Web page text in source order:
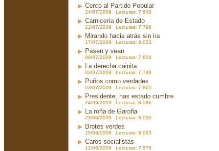
Cerco al Partido Popular
24/07/2009 Lecturas: 7.548
Carnicería de Estado
22/07/2009 Lecturas: 7.796
Mirando hacia atrás sin ira
17/07/2009 Lecturas: 8.033
Pasen y vean
08/07/2009 Lecturas: 7.854
La derecha cainita
03/07/2009 Lecturas: 7.749
Puños como verdades
03/07/2009 Lecturas: 7.805
Presidente, has estado cumbre
24/06/2009 Lecturas: 8.586
La roña de Garoña
23/06/2009 Lecturas: 8.050
Brotes verdes
15/06/2009 Lecturas: 8.093
Caros socialistas
12/06/2009 Lecturas: 7.578